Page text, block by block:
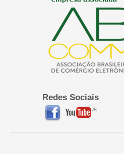
Redes Sociais